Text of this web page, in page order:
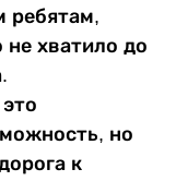
ребятам,
хватило до
но
к